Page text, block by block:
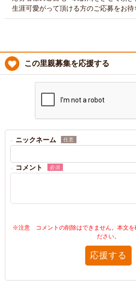
生涯可愛がって頂ける方のご応募をお待
この里親募集を応援する
ニックネーム 任意
コメント 必須
※注意 コメントの削除はできません。本文を
ださい。
応援する